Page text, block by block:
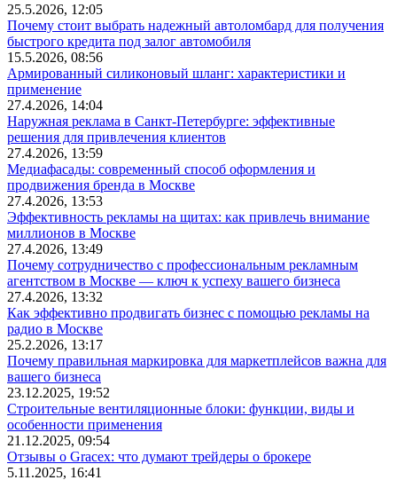
25.5.2026, 12:05
Почему стоит выбрать надежный автоломбард для получения
быстрого кредита под залог автомобиля
15.5.2026, 08:56
Армированный силиконовый шланг: характеристики и
применение
27.4.2026, 14:04
Наружная реклама в Санкт-Петербурге: эффективные
решения для привлечения клиентов
27.4.2026, 13:59
Медиафасады: современный способ оформления и
продвижения бренда в Москве
27.4.2026, 13:53
Эффективность рекламы на щитах: как привлечь внимание
миллионов в Москве
27.4.2026, 13:49
Почему сотрудничество с профессиональным рекламным
агентством в Москве — ключ к успеху вашего бизнеса
27.4.2026, 13:32
Как эффективно продвигать бизнес с помощью рекламы на
радио в Москве
25.2.2026, 13:17
Почему правильная маркировка для маркетплейсов важна для
вашего бизнеса
23.12.2025, 19:52
Строительные вентиляционные блоки: функции, виды и
особенности применения
21.12.2025, 09:54
Отзывы о Gracex: что думают трейдеры о брокере
5.11.2025, 16:41